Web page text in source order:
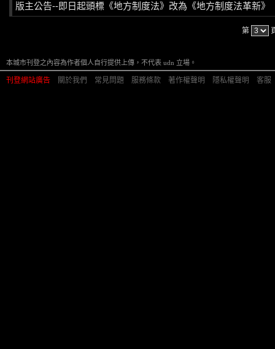
版主公告--即日起頭標《地方制度法》改為《地方制度法革新》
第
本城市刊登之內容為作者個人自行提供上傳，不代表 udn 立場。
刊登網站廣告 關於我們 常見問題 服務條款 著作權聲明 隱私權聲明 客服